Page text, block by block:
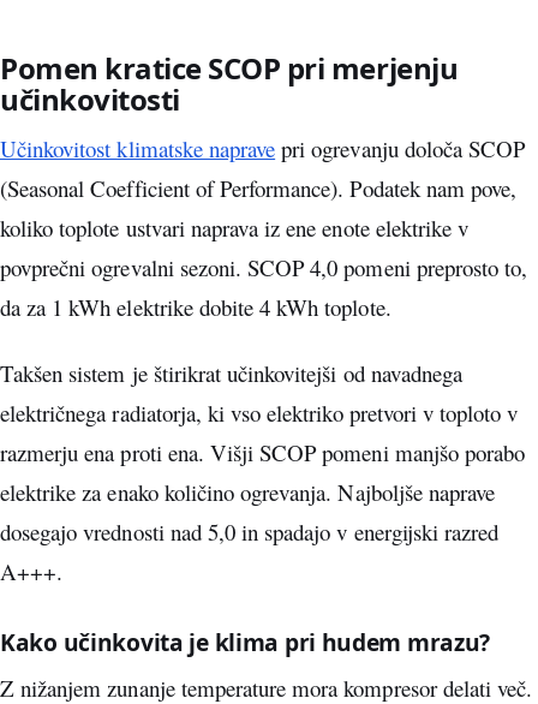
Pomen kratice SCOP pri merjenju
učinkovitosti
Učinkovitost klimatske naprave pri ogrevanju določa SCOP
(Seasonal Coefficient of Performance). Podatek nam pove,
koliko toplote ustvari naprava iz ene enote elektrike v
povprečni ogrevalni sezoni. SCOP 4,0 pomeni preprosto to,
da za 1 kWh elektrike dobite 4 kWh toplote.
Takšen sistem je štirikrat učinkovitejši od navadnega
električnega radiatorja, ki vso elektriko pretvori v toploto v
razmerju ena proti ena. Višji SCOP pomeni manjšo porabo
elektrike za enako količino ogrevanja. Najboljše naprave
dosegajo vrednosti nad 5,0 in spadajo v energijski razred
A+++.
Kako učinkovita je klima pri hudem mrazu?
Z nižanjem zunanje temperature mora kompresor delati več.